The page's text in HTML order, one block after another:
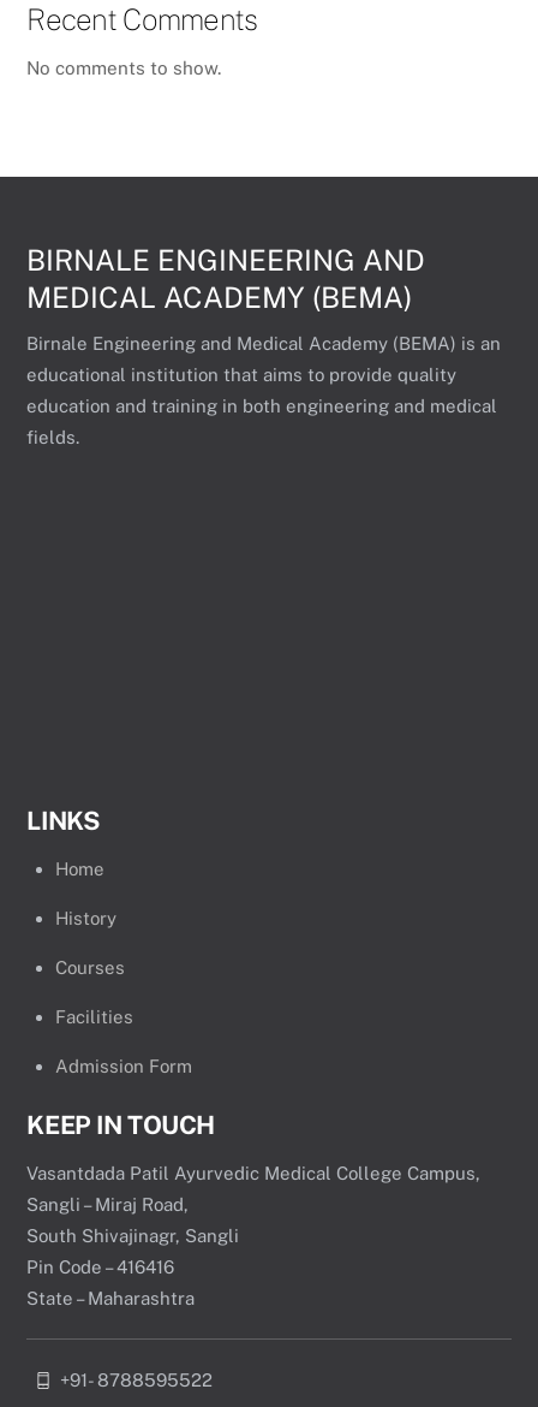
Recent Comments
No comments to show.
BIRNALE ENGINEERING AND
MEDICAL ACADEMY (BEMA)
Birnale Engineering and Medical Academy (BEMA) is an
educational institution that aims to provide quality
education and training in both engineering and medical
fields.
LINKS
Home
History
Courses
Facilities
Admission Form
KEEP IN TOUCH
Vasantdada Patil Ayurvedic Medical College Campus,
Sangli – Miraj Road,
South Shivajinagr, Sangli
Pin Code – 416416
State – Maharashtra
+91- 8788595522